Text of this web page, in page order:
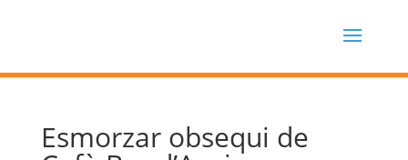
Esmorzar obsequi de